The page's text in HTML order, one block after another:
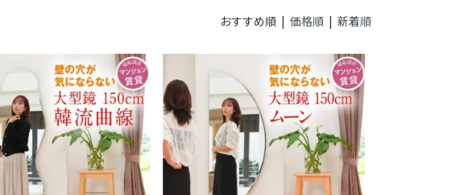
おすすめ順 | 価格順 | 新着順